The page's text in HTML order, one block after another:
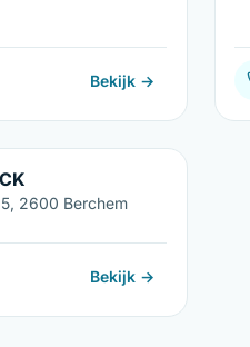
Bekijk →
2600 Berchem
Bekijk →